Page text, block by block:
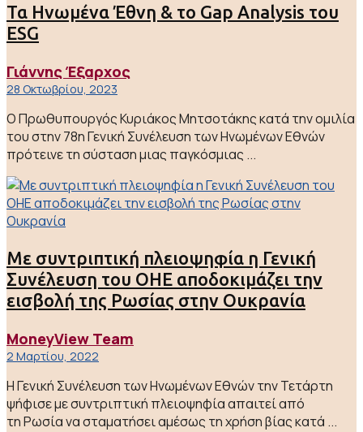
Τα Ηνωμένα Έθνη & το Gap Analysis του
ESG
Γιάννης Έξαρχος
28 Οκτωβρίου, 2023
Ο Πρωθυπουργός Κυριάκος Μητσοτάκης κατά την ομιλία
του στην 78η Γενική Συνέλευση των Ηνωμένων Εθνών
πρότεινε τη σύσταση μιας παγκόσμιας ...
Με συντριπτική πλειοψηφία η Γενική
Συνέλευση του ΟΗΕ αποδοκιμάζει την
εισβολή της Ρωσίας στην Ουκρανία
MoneyView Team
2 Μαρτίου, 2022
Η Γενική Συνέλευση των Ηνωμένων Εθνών την Τετάρτη
ψήφισε με συντριπτική πλειοψηφία απαιτεί από
τη Ρωσία να σταματήσει αμέσως τη χρήση βίας κατά ...